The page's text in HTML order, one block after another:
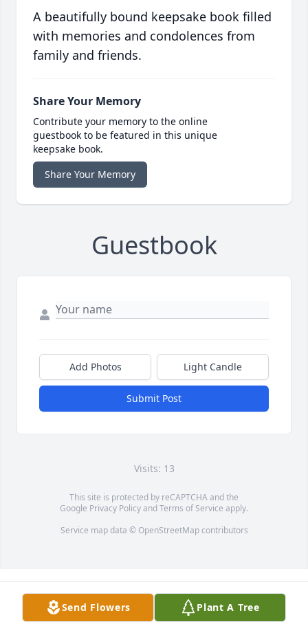
A beautifully bound keepsake book filled
with memories and condolences from
family and friends.
Share Your Memory
Contribute your memory to the online
guestbook to be featured in this unique
keepsake book.
Share Your Memory
Guestbook
Add Photos Light Candle
Submit Post
Visits: 13
This site is protected by reCAPTCHA and the
Google Privacy PolicyandTerms of Service apply.
Service map data © OpenStreetMapcontributors
Send Flowers Plant A Tree